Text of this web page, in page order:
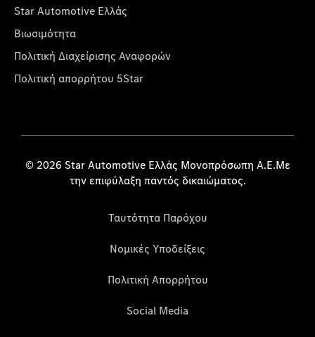
Star Automotive Ελλάς
Βιωσιμότητα
Πολιτική Διαχείρισης Αναφορών
Πολιτική απορρήτου 5Star
© 2026 Star Automotive Ελλάς Μονοπρόσωπη Α.Ε.Με
την επιφύλαξη παντός δικαιώματος.
Ταυτότητα Παρόχου
Νομικές Υποδείξεις
Πολιτική Απορρήτου
Social Media